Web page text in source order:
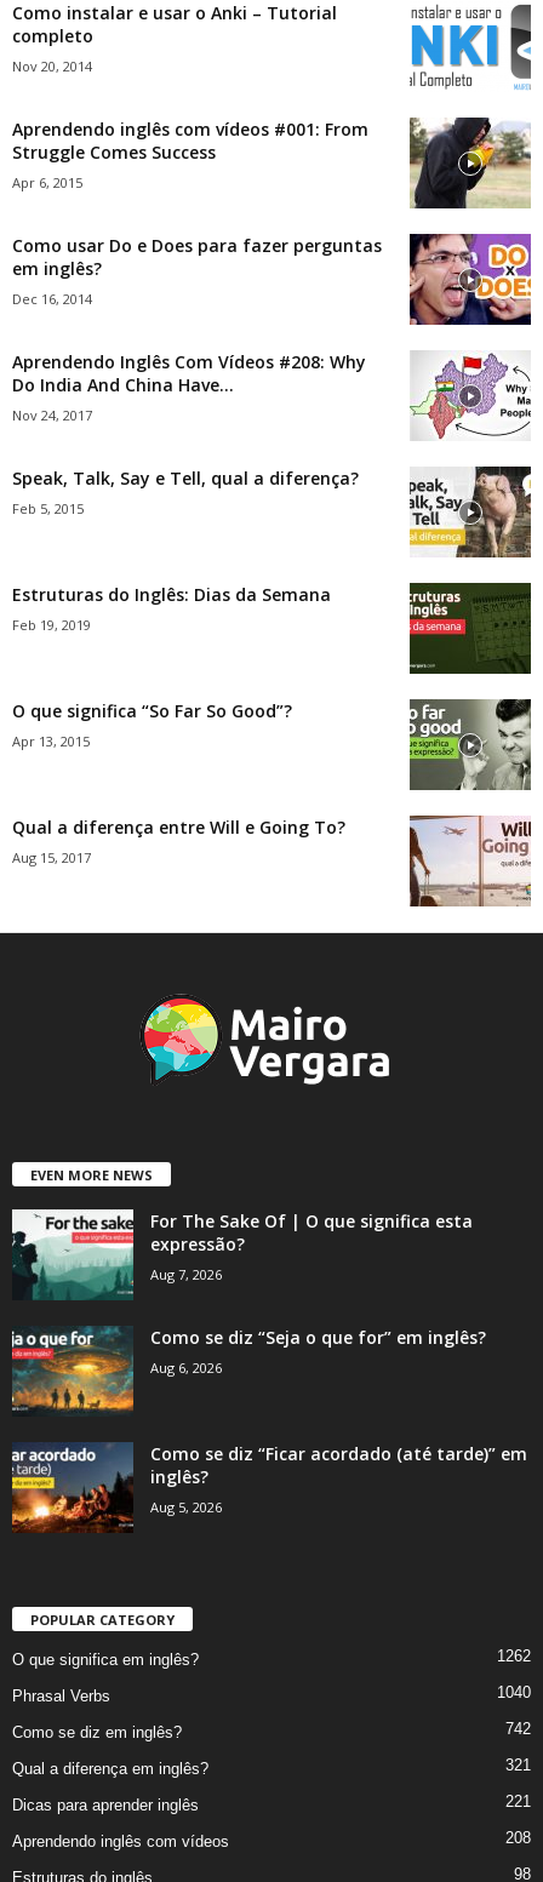
Como instalar e usar o Anki – Tutorial
completo
Nov 20, 2014
Aprendendo inglês com vídeos #001: From
Struggle Comes Success
Apr 6, 2015
Como usar Do e Does para fazer perguntas
em inglês?
Dec 16, 2014
Aprendendo Inglês Com Vídeos #208: Why
Do India And China Have...
Nov 24, 2017
Speak, Talk, Say e Tell, qual a diferença?
Feb 5, 2015
Estruturas do Inglês: Dias da Semana
Feb 19, 2019
O que significa “So Far So Good”?
Apr 13, 2015
Qual a diferença entre Will e Going To?
Aug 15, 2017
EVEN MORE NEWS
For The Sake Of | O que significa esta
expressão?
Aug 7, 2026
Como se diz “Seja o que for” em inglês?
Aug 6, 2026
Como se diz “Ficar acordado (até tarde)” em
inglês?
Aug 5, 2026
POPULAR CATEGORY
O que significa em inglês? 1262
Phrasal Verbs 1040
Como se diz em inglês? 742
Qual a diferença em inglês? 321
Dicas para aprender inglês 221
Aprendendo inglês com vídeos 208
Estruturas do inglês 98